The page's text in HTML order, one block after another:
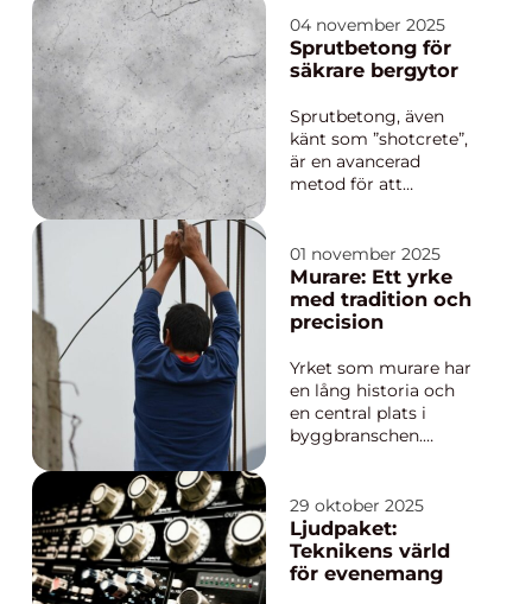
lösningar för både
företag och
privatpersoner. Med
inte bara säkerheten
utan även effekt...
04 november 2025
Sprutbetong för
säkrare bergytor
Sprutbetong, även
känt som ”shotcrete”,
är en avancerad
metod för att
ytor för att skapa en
hållfast och hållbar
struktur. Till skillnad
från tradi...
01 november 2025
Murare: Ett yrke
med tradition och
precision
Yrket som murare har
en lång historia och
en central plats i
byggbranschen.
bygger och renoverar
murverk, vilket kan
inkludera allt från
tegelväggar och
29 oktober 2025
Ljudpaket:
Teknikens värld
för evenemang